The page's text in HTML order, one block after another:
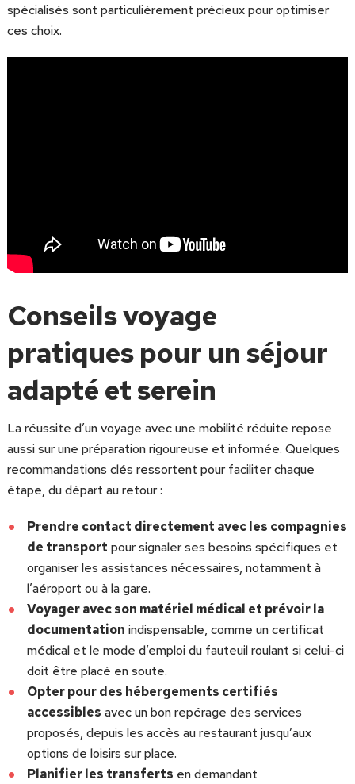
spécialisés sont particulièrement précieux pour optimiser
ces choix.
Conseils voyage
pratiques pour un séjour
adapté et serein
La réussite d’un voyage avec une mobilité réduite repose
aussi sur une préparation rigoureuse et informée. Quelques
recommandations clés ressortent pour faciliter chaque
étape, du départ au retour :
Prendre contact directement avec les compagnies
de transport pour signaler ses besoins spécifiques et
organiser les assistances nécessaires, notamment à
l’aéroport ou à la gare.
Voyager avec son matériel médical et prévoir la
documentation indispensable, comme un certificat
médical et le mode d’emploi du fauteuil roulant si celui-ci
doit être placé en soute.
Opter pour des hébergements certifiés
accessibles avec un bon repérage des services
proposés, depuis les accès au restaurant jusqu’aux
options de loisirs sur place.
Planifier les transferts en demandant